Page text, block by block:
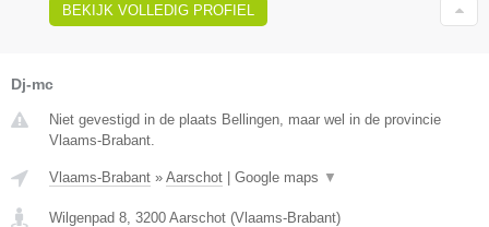
BEKIJK VOLLEDIG PROFIEL
Dj-mc
Niet gevestigd in de plaats Bellingen, maar wel in de provincie
Vlaams-Brabant.
Vlaams-Brabant » Aarschot | Google maps ▼
Wilgenpad 8 3200 Aarschot (Vlaams-Brabant)